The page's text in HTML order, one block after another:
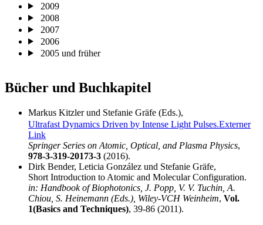
2009
2008
2007
2006
2005 und früher
Bücher und Buchkapitel
Markus Kitzler und Stefanie Gräfe (Eds.),
Ultrafast Dynamics Driven by Intense Light Pulses.Externer
Link
Springer Series on Atomic, Optical, and Plasma Physics,
978-3-319-20173-3 (2016).
Dirk Bender, Leticia González und Stefanie Gräfe,
Short Introduction to Atomic and Molecular Configuration.
in: Handbook of Biophotonics, J. Popp, V. V. Tuchin, A.
Chiou, S. Heinemann (Eds.), Wiley-VCH Weinheim, Vol.
1(Basics and Techniques), 39-86 (2011).